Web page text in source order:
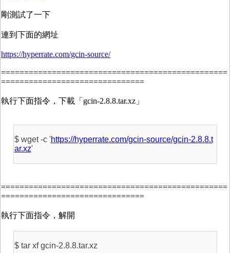
剛測試了一下
連到下面的網址
https://hyperrate.com/gcin-source/
=================================================
===============================
執行下面指令，下載「gcin-2.8.8.tar.xz」
$ wget -c 'https://hyperrate.com/gcin-source/gcin-2.8.8.t
ar.xz'
=================================================
===============================
執行下面指令，解開
$ tar xf gcin-2.8.8.tar.xz